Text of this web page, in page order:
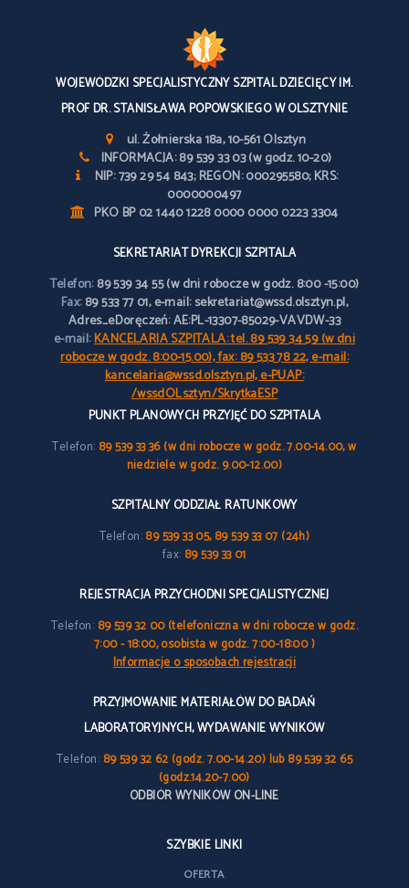
WOJEWÓDZKI SPECJALISTYCZNY SZPITAL DZIECIĘCY IM.
PROF DR. STANISŁAWA POPOWSKIEGO W OLSZTYNIE
ul. Żołnierska 18a, 10-561 Olsztyn
INFORMACJA: 89 539 33 03 (w godz. 10-20)
NIP: 739 29 54 843; REGON: 000295580; KRS:
0000000497
PKO BP 02 1440 1228 0000 0000 0223 3304
SEKRETARIAT DYREKCJI SZPITALA
Telefon:89 539 34 55 (w dni robocze w godz. 8:00 -15:00)
Fax:89 533 77 01, e-mail: sekretariat@wssd.olsztyn.pl,
Adres_eDoręczeń: AE:PL-13307-85029-VAVDW-33
e-mail:KANCELARIA SZPITALA: tel. 89 539 34 59 (w dni
robocze w godz. 8:00-15.00), fax: 89 533 78 22, e-mail:
kancelaria@wssd.olsztyn.pl, e-PUAP:
/wssdOLsztyn/SkrytkaESP
PUNKT PLANOWYCH PRZYJĘĆ DO SZPITALA
Telefon: 89 539 33 36 (w dni robocze w godz. 7.00-14.00, w
niedziele w godz. 9.00-12.00)
SZPITALNY ODDZIAŁ RATUNKOWY
Telefon:89 539 33 05, 89 539 33 07 (24h)
fax: 89 539 33 01
REJESTRACJA PRZYCHODNI SPECJALISTYCZNEJ
Telefon: 89 539 32 00 (telefoniczna w dni robocze w godz.
7:00 - 18:00, osobista w godz. 7:00-18:00 )
Informacje o sposobach rejestracji
PRZYJMOWANIE MATERIAŁÓW DO BADAŃ
LABORATORYJNYCH, WYDAWANIE WYNIKÓW
Telefon: 89 539 32 62 (godz. 7.00-14.20) lub 89 539 32 65
(godz.14.20-7.00)
ODBIÓR WYNIKÓW ON-LINE
SZYBKIE LINKI
OFERTA